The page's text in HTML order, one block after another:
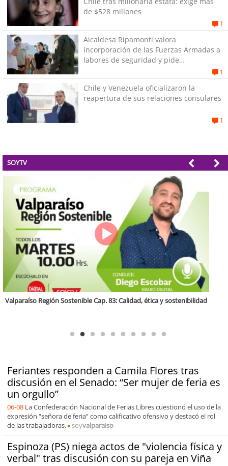
de $528 millones
1
Alcaldesa Ripamonti valora
incorporación de las Fuerzas Armadas a
labores de seguridad y pide
1
Chile y Venezuela oficializaron la
reapertura de sus relaciones consulares
1
SOYTV
Feriantes responden a Camila Flores tras
discusión en el Senado: “Ser mujer de feria es
un orgullo”
06-08 La Confederación Nacional de Ferias Libres cuestionó el uso de la
expresión “señora de feria” como calificativo ofensivo y destacó el rol
de las trabajadoras.
soyvalparaiso
Espinoza (PS) niega actos de "violencia física y
verbal" tras discusión con su pareja en Viña